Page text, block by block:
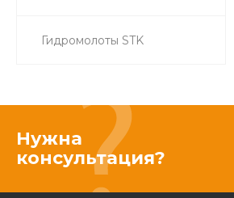
Гидромолоты STK
Нужна
консультация?